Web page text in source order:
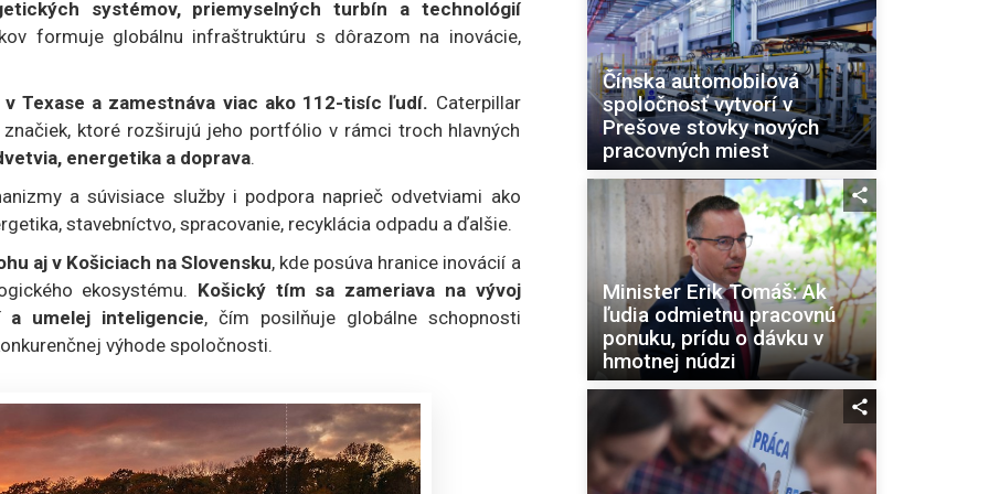
systémov, priemyselných turbín a technológií
formuje globálnu infraštruktúru s dôrazom na inovácie,
Texase a zamestnáva viac ako 112-tisíc ľudí. Caterpillar
ktoré rozširujú jeho portfólio v rámci troch hlavných
energetika a doprava.
a súvisiace služby i podpora naprieč odvetviami ako
stavebníctvo, spracovanie, recyklácia odpadu a ďalšie.
aj v Košiciach na Slovensku, kde posúva hranice inovácií a
ekosystému. Košický tím sa zameriava na vývoj
a umelej inteligencie, čím posilňuje globálne schopnosti
výhode spoločnosti.
Čínska automobilová
spoločnosť vytvorí v
Prešove stovky nových
pracovných miest
Minister Erik Tomáš: Ak
ľudia odmietnu pracovnú
ponuku, prídu o dávku v
hmotnej núdzi